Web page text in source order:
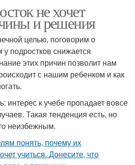
не хочет
и решения
целью, поговорим о
подростков снижается
этих причин позволит нам
с нашим ребенком и как
интерес к учебе пропадает вовсе
Такая тенденция есть, но
неизбежным.